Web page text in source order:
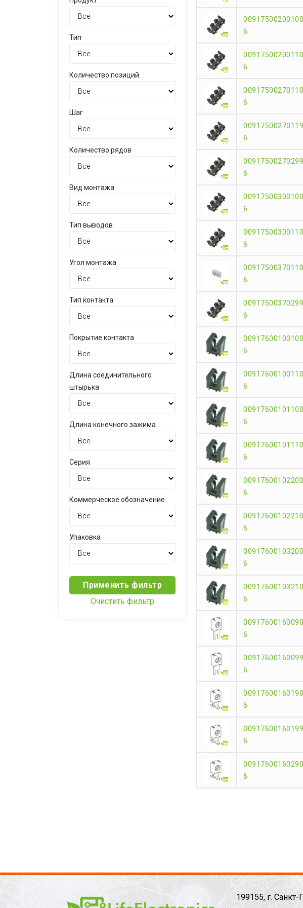
Тип
Количество позиций
Шаг
Количество рядов
Вид монтажа
Тип выводов
Угол монтажа
Тип контакта
Покрытие контакта
Длина соединительного
штырька
Длина конечного зажима
Серия
Коммерческое обозначение
Упаковка
Применить фильтр
Очистить фильтр
00917500200100
6
00917500200110
6
00917500270110
6
00917500270119
6
00917500270299
6
00917500300100
6
00917500300110
6
00917500370110
6
00917500370299
6
00917600100100
6
00917600100110
6
00917600101100
6
00917600101110
6
00917600102200
6
00917600102210
6
00917600103200
6
00917600103210
6
00917600160090
6
00917600160099
6
00917600160190
6
00917600160199
6
00917600160290
6
199155, г. Санкт-